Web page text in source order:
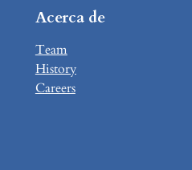
Acerca de
Team
History
Careers